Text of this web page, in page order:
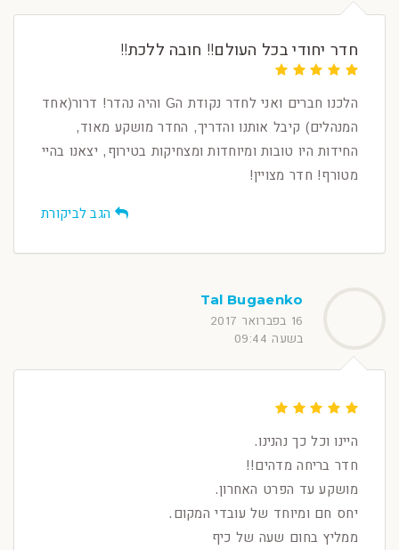
חדר יחודי בכל העולם!! חובה ללכת!!
הלכנו חברים ואני לחדר נקודת הG והיה נהדר! דרור(אחד
המנהלים) קיבל אותנו והדריך, החדר מושקע מאוד,
החידות היו טובות ומיוחדות ומצחיקות בטירוף, יצאנו בהיי
מטורף! חדר מצויין!
הגב לביקורת
Tal Bugaenko
16 בפברואר 2017
בשעה 09:44
היינו וכל כך נהנינו.
חדר בריחה מדהים!!
מושקע עד הפרט האחרון.
יחס חם ומיוחד של עובדי המקום.
ממליץ בחום שעה של כיף